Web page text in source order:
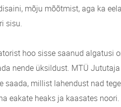
mõju mõõtmist, aga ka
sisu.
hoo sisse saanud algatusi
nende üksildust. MTÜ
saada, millist lahendust nad
eakate heaks ja kaasates